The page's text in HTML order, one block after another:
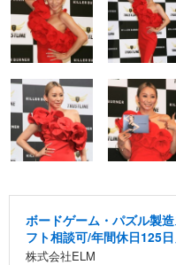
ボードゲーム・パズル製
フト相談可/年間休日125
株式会社ELM